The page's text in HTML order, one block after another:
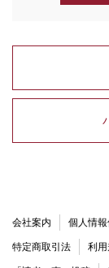
会社案内 個人情
特定商取引法 利